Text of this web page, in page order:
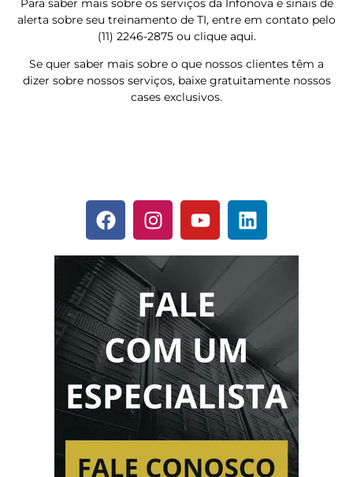
alerta sobre seu treinamento de TI, entre em contato pelo
(11) 2246-2875 ou clique aqui.
Se quer saber mais sobre o que nossos clientes têm a
dizer sobre nossos serviços, baixe gratuitamente nossos
cases exclusivos.